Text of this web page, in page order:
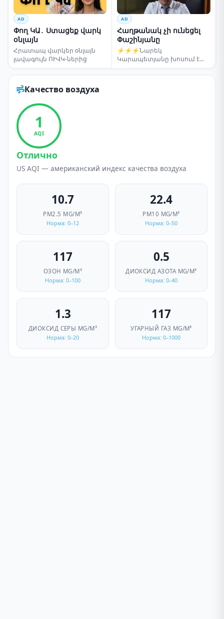
AD
Փող ԿԱ․ Ստացեք վարկ
օնլայն
Հրատապ վարկեր օնլայն
լավագույն ՈՒՎԿ-ներից
AD
Հաղթանակ չի ունեցել
Փաշինյանը
⚡⚡⚡Նարեկ
Կարապետյանը խոսում է
ընտրությունների մասին
Качество воздуха
1
AQI
Отлично
US AQI — американский индекс качества воздуха
10.7
PM2.5 ΜG/M³
Норма: 0–12
22.4
PM10 ΜG/M³
Норма: 0–50
117
ОЗОН ΜG/M³
Норма: 0–100
0.5
ДИОКСИД АЗОТА ΜG/M³
Норма: 0–40
1.3
ДИОКСИД СЕРЫ ΜG/M³
Норма: 0–20
117
УГАРНЫЙ ГАЗ ΜG/M³
Норма: 0–1000